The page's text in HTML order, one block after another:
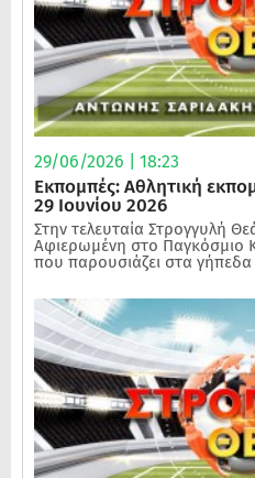
29/06/2026 | 18:23
Εκπομπές: Αθλητική
29 Ιουνίου 2026
Στην τελευταία Στρογγυλή
Αφιερωμένη στο Παγκόσμιο
που παρουσιάζει στα